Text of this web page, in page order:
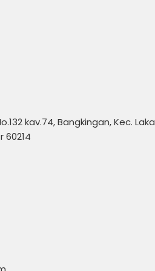
kav.74, Bangkingan, Kec.
60214